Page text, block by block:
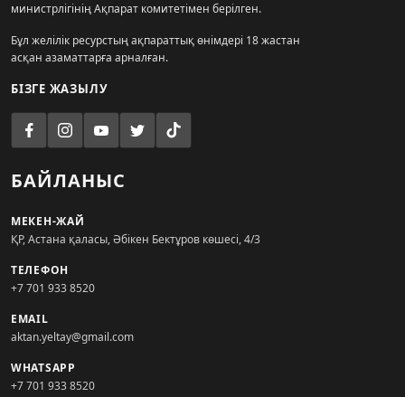
министрлігінің Ақпарат комитетімен берілген.
Бұл желілік ресурстың ақпараттық өнімдері 18 жастан
асқан азаматтарға арналған.
БІЗГЕ ЖАЗЫЛУ
БАЙЛАНЫС
МЕКЕН-ЖАЙ
ҚР, Астана қаласы, Әбікен Бектұров көшесі, 4/3
ТЕЛЕФОН
+7 701 933 8520
EMAIL
aktan.yeltay@gmail.com
WHATSAPP
+7 701 933 8520